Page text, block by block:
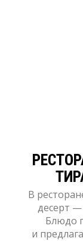
В
десерт —
Блюдо
и